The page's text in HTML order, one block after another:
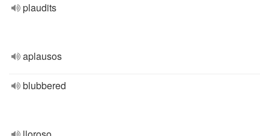
plaudits
aplausos
blubbered